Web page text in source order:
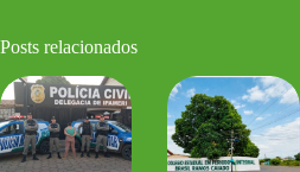
Posts relacionados